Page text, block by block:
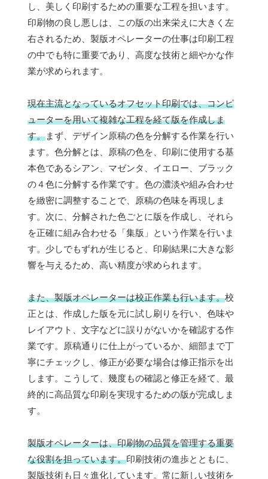
し、美しく印刷するための重要な工程を担います。
印刷物の良し悪しは、この版の出来栄えに大きく左
右されるため、製版オペレーターの仕事は印刷工程
の中でも特に重要であり、高度な技術と細やかな作
業が求められます。
現在主流となっているオフセット印刷では、コンピ
ューターを用いて複雑な工程を経て版を作成しま
す。まず、デザイン原稿の色を分解する作業を行い
ます。色分解とは、原稿の色を、印刷に使用する基
本色であるシアン、マゼンタ、イエロー、ブラック
の４色に分解する作業です。色の濃淡や組み合わせ
を緻密に調整することで、原稿の色味を再現しま
す。次に、分解された色ごとに版を作成し、それら
を正確に組み合わせる「集版」という作業を行いま
す。少しでもずれが生じると、印刷結果に大きな影
響を与えるため、高い精度が求められます。
また、製版オペレーターは校正作業も行います。校
正とは、作成した版を元に試し刷りを行い、色味や
レイアウト、文字などに誤りがないかを確認する作
業です。原稿通りに仕上がっているか、細部まで丁
寧にチェックし、修正が必要な場合は修正指示を出
します。こうして、幾度もの確認と修正を経て、最
終的に高品質な印刷を実現するための版が完成しま
す。
製版オペレーターは、印刷物の品質を管理する重要
な役割を担っています。印刷技術の進歩とともに、
製版技術も日々進化しています。常に新しい技術を